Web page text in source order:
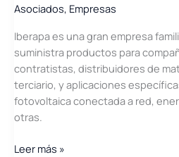
Asociados, Empresas
Iberapa es una gran empresa
suministra productos para
contratistas, distribuidores de
terciario, y aplicaciones
fotovoltaica conectada a red,
otras.
Iberapa
Leer más »